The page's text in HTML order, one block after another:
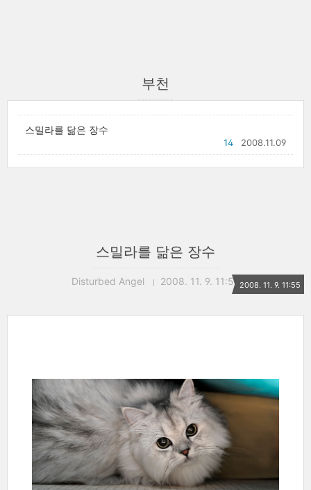
부천
스밀라를 닮은 장수
2008.11.09
14
스밀라를 닮은 장수
Disturbed Angel 2008. 11. 9. 11:55 2008. 11. 9. 11:55